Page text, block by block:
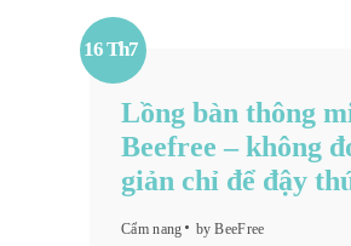
16 Th7
Lồng bàn thông
Beefree – không
giản chỉ để đậy
Cẩm nang by BeeFree